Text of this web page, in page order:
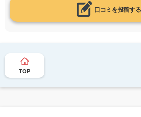
口コミを投稿する
TOP